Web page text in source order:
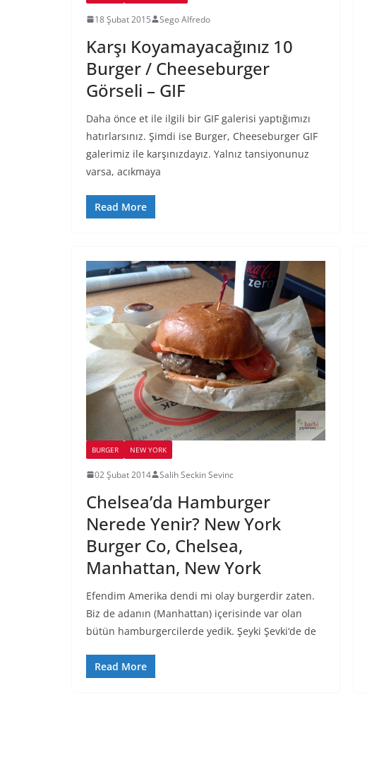
18 Şubat 2015 Sego Alfredo
Karşı Koyamayacağınız 10
Burger / Cheeseburger
Görseli – GIF
Daha önce et ile ilgili bir GIF galerisi yaptığımızı
hatırlarsınız. Şimdi ise Burger, Cheeseburger GIF
galerimiz ile karşınızdayız. Yalnız tansiyonunuz
varsa, acıkmaya
Read More
BURGER NEW YORK
02 Şubat 2014 Salih Seckin Sevinc
Chelsea’da Hamburger
Nerede Yenir? New York
Burger Co, Chelsea,
Manhattan, New York
Efendim Amerika dendi mi olay burgerdir zaten.
Biz de adanın (Manhattan) içerisinde var olan
bütün hamburgercilerde yedik. Şeyki Şevki‘de de
Read More